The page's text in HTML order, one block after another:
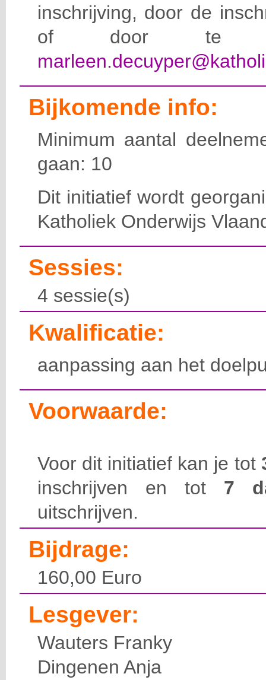
inschrijving, door de
of door te e-
Bijkomende info:
Minimum aantal
gaan: 10
Dit initiatief wordt
Katholiek Onderwijs
Sessies:
4 sessie(s)
Kwalificatie:
aanpassing aan het
Voorwaarde:
Voor dit initiatief kan je tot
inschrijven en tot 7
uitschrijven.
Bijdrage:
160,00 Euro
Lesgever:
Wauters Franky
Dingenen Anja